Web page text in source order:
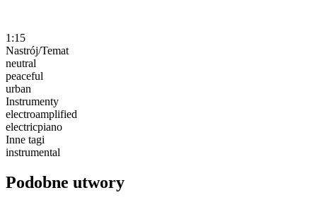
1:15
Nastrój/Temat
neutral
peaceful
urban
Instrumenty
electroamplified
electricpiano
Inne tagi
instrumental
Podobne utwory